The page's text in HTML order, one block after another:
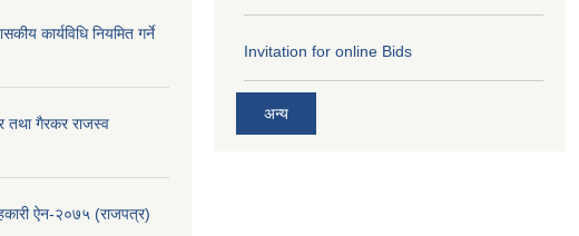
कार्यविधि नियमित गर्ने
तथा गैरकर राजस्व
ऐन-२०७५ (राजपत्र)
Invitation for online Bids
अन्य